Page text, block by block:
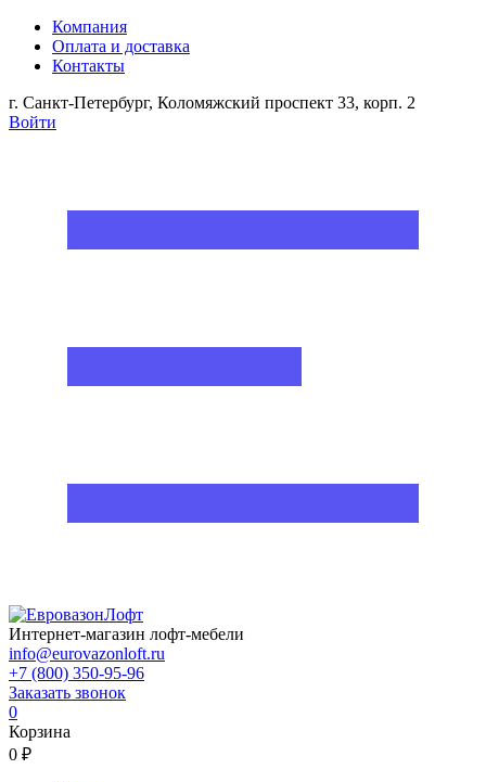
Компания
Оплата и доставка
Контакты
г. Санкт-Петербург, Коломяжский проспект 33, корп. 2
Войти
Интернет-магазин лофт-мебели
info@eurovazonloft.ru
+7 (800) 350-95-96
Заказать звонок
0
Корзина
0 ₽